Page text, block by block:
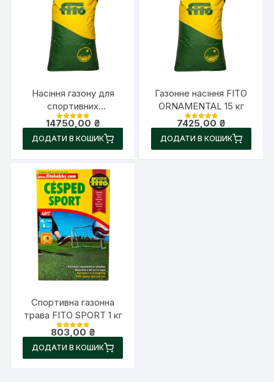
Насіння газону для
спортивних
майданчиків FITO
SPORT 25 кг
Оцінено в
з 5
14750,00 ₴
ДОДАТИ В КОШИК
Газонне насіння FITO
ORNAMENTAL 15 кг
Оцінено в
з 5
7425,00 ₴
ДОДАТИ В КОШИК
Спортивна газонна
трава FITO SPORT 1 кг
Оцінено в
з 5
803,00 ₴
ДОДАТИ В КОШИК